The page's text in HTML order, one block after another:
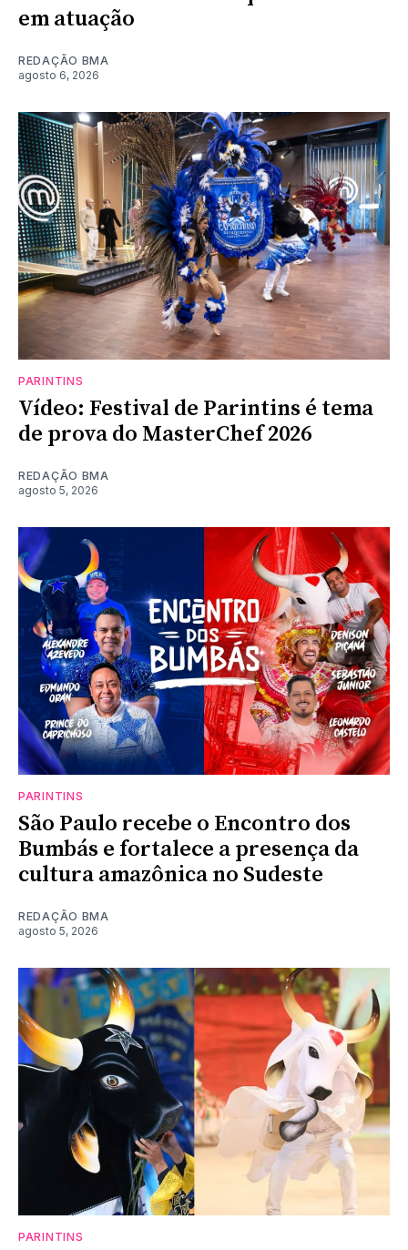
em atuação
REDAÇÃO BMA
agosto 6, 2026
PARINTINS
Vídeo: Festival de Parintins é tema
de prova do MasterChef 2026
REDAÇÃO BMA
agosto 5, 2026
PARINTINS
São Paulo recebe o Encontro dos
Bumbás e fortalece a presença da
cultura amazônica no Sudeste
REDAÇÃO BMA
agosto 5, 2026
PARINTINS